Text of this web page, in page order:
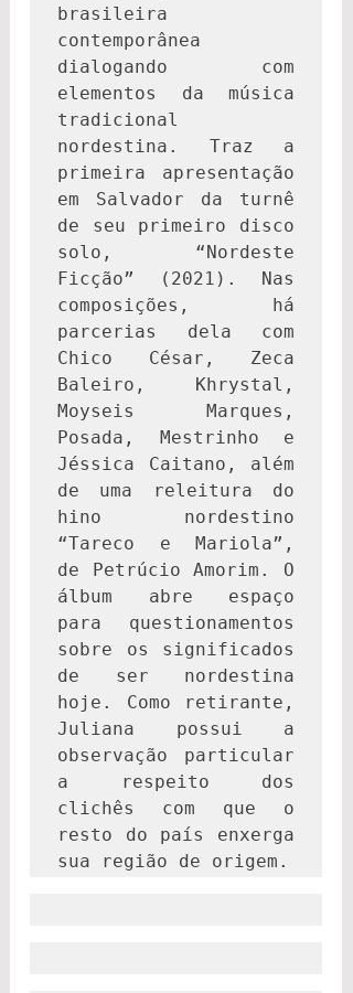
brasileira
contemporânea
dialogando com
elementos da música
tradicional
nordestina. Traz a
primeira apresentação
em Salvador da turnê
de seu primeiro disco
solo, “Nordeste
Ficção” (2021). Nas
composições, há
parcerias dela com
Chico César, Zeca
Baleiro, Khrystal,
Moyseis Marques,
Posada, Mestrinho e
Jéssica Caitano, além
de uma releitura do
hino nordestino
“Tareco e Mariola”,
de Petrúcio Amorim. O
álbum abre espaço
para questionamentos
sobre os significados
de ser nordestina
hoje. Como retirante,
Juliana possui a
observação particular
a respeito dos
clichês com que o
resto do país enxerga
sua região de origem.